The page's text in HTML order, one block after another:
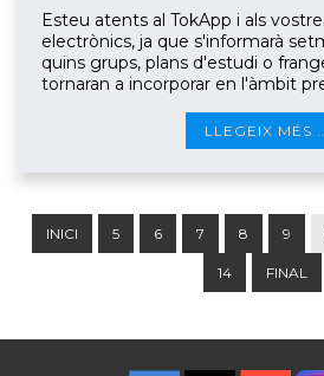
Esteu atents al TokApp i als
electrònics, ja que s'informarà
quins grups, plans d'estudi o
tornaran a incorporar en l'àmbit
LLEGEIX MÉS...
INICI 5 6 7 8 9
14 FINAL